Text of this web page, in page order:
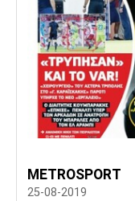
METROSPORT
25-08-2019